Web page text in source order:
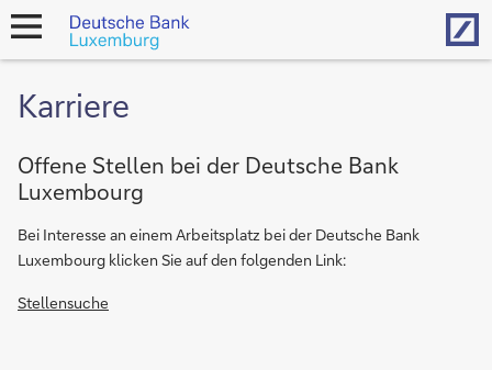
open
Karriere
Offene Stellen bei der Deutsche Bank
Luxembourg
Bei Interesse an einem Arbeitsplatz bei der Deutsche Bank
Luxembourg klicken Sie auf den folgenden Link:
Stellensuche